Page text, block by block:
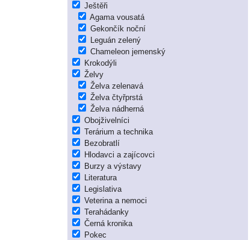
Ještěři
Agama vousatá
Gekončík noční
Leguán zelený
Chameleon jemenský
Krokodýli
Želvy
Želva zelenavá
Želva čtyřprstá
Želva nádherná
Obojživelníci
Terárium a technika
Bezobratlí
Hlodavci a zajícovci
Burzy a výstavy
Literatura
Legislativa
Veterina a nemoci
Terahádanky
Černá kronika
Pokec